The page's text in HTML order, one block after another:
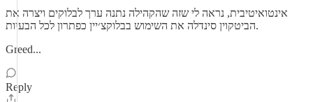
אינטואיטיבית, נראה לי שזה שהקהילה נתנה ערך לבלוקים ויצרה את
הביטקוין סינדלה את השימוש בבלוקצ׳יין כפתרון לכל הבעיות.
Greed...
Reply